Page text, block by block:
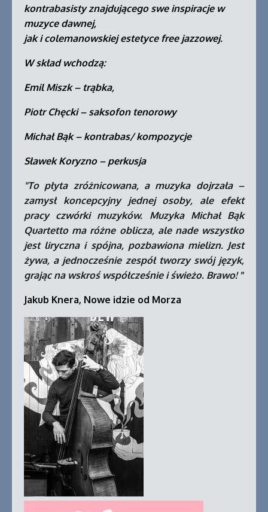
kontrabasisty znajdującego swe inspiracje w
muzyce dawnej,
jak i colemanowskiej estetyce free jazzowej.
W skład wchodzą:
Emil Miszk – trąbka,
Piotr Chęcki – saksofon tenorowy
Michał Bąk – kontrabas/ kompozycje
Sławek Koryzno – perkusja
"To płyta zróżnicowana, a muzyka dojrzała –
zamysł koncepcyjny jednej osoby, ale efekt
pracy czwórki muzyków. Muzyka Michał Bąk
Quartetto ma różne oblicza, ale nade wszystko
jest liryczna i spójna, pozbawiona mielizn. Jest
żywa, a jednocześnie zespół tworzy swój język,
grając na wskroś współcześnie i świeżo. Brawo!"
Jakub Knera, Nowe idzie od Morza